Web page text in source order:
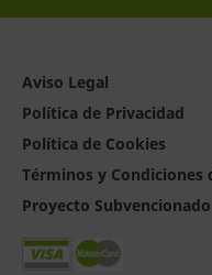
Aviso Legal
Política de Privacidad
Política de Cookies
Términos y Condiciones
Proyecto Subvencionado